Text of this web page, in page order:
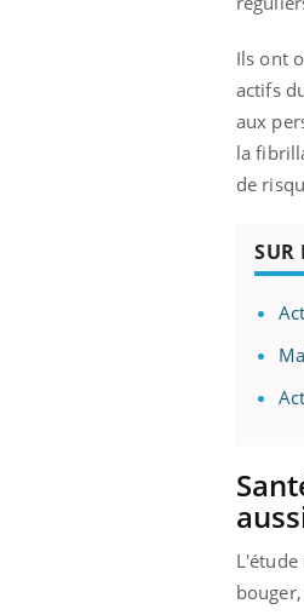
Ils ont
actifs
aux
la
de
SUR
L'été arrive… et
soleil, activités